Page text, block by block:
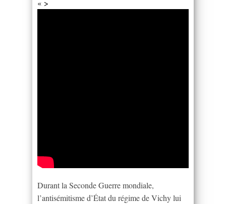
« >
Durant la Seconde Guerre mondiale,
l’antisémitisme d’État du régime de Vichy lui